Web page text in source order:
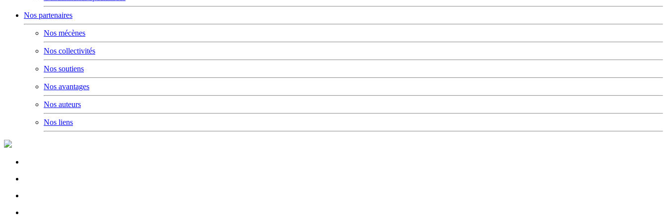
Nos partenaires
Nos mécènes
Nos collectivités
Nos soutiens
Nos avantages
Nos auteurs
Nos liens